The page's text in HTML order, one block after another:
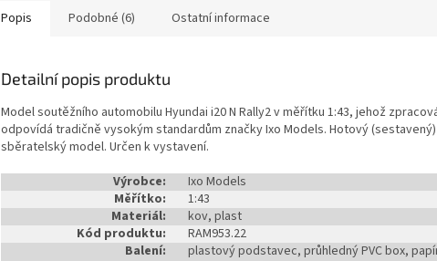
Popis Podobné (6) Ostatní informace
Detailní popis produktu
Model soutěžního automobilu Hyundai i20 N Rally2 v měřítku 1:43, jehož
odpovídá tradičně vysokým standardům značky Ixo Models. Hotový (sestavený)
sběratelský model. Určen k vystavení.
Výrobce:
Ixo Models
Měřítko:
1:43
Materiál:
kov, plast
Kód produktu:
RAM953.22
Balení:
plastový podstavec, průhledný PVC box,